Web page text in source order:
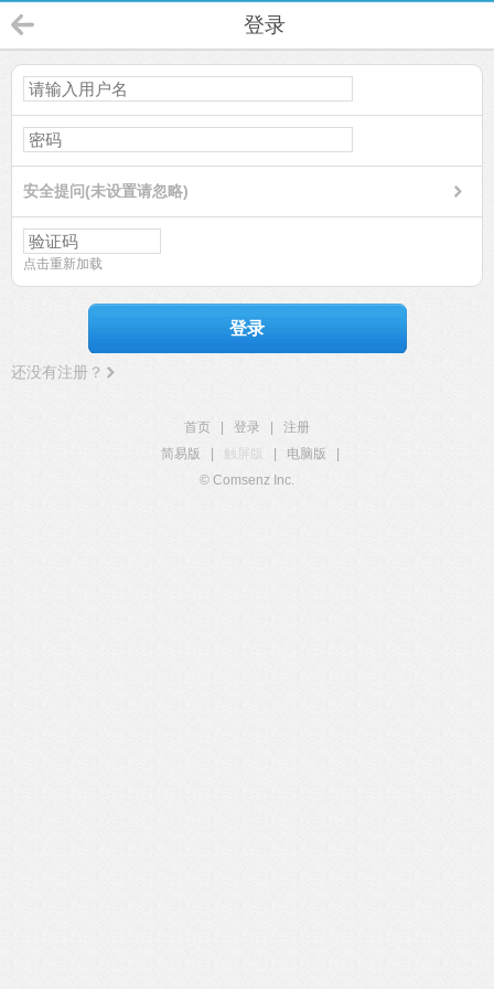
登录
安全提问(未设置请忽略)
点击重新加载
登录
还没有注册？
首页 登录
注册
简易版
触屏版 电脑版
© Comsenz Inc.